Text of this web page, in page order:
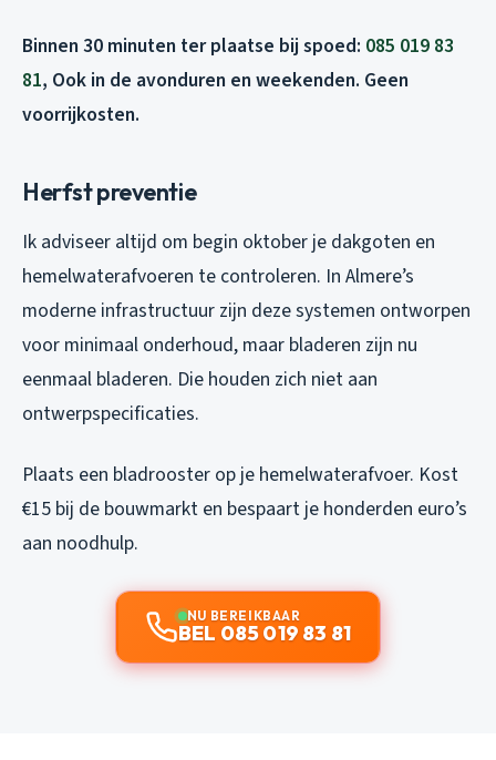
Binnen 30 minuten ter plaatse bij spoed: 085 019 83
81, Ook in de avonduren en weekenden. Geen
voorrijkosten.
Herfst preventie
Ik adviseer altijd om begin oktober je dakgoten en
hemelwaterafvoeren te controleren. In Almere’s
moderne infrastructuur zijn deze systemen ontworpen
voor minimaal onderhoud, maar bladeren zijn nu
eenmaal bladeren. Die houden zich niet aan
ontwerpspecificaties.
Plaats een bladrooster op je hemelwaterafvoer. Kost
€15 bij de bouwmarkt en bespaart je honderden euro’s
aan noodhulp.
NU BEREIKBAAR
BEL 085 019 83 81